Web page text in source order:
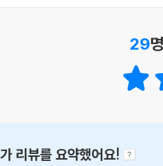
어오는 창작에 마거릿 애트우드
29
리뷰를 요약했어요!